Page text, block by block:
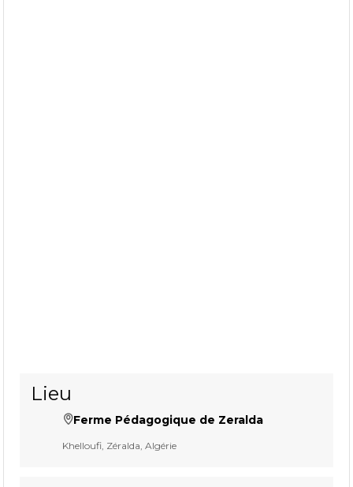
Lieu
Ferme Pédagogique de Zeralda
Khelloufi, Zéralda, Algérie